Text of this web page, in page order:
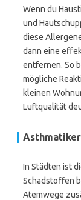
Wenn du
und
diese
dann eine
entfernen. So
mögliche
kleinen
Luftqualität
In Städten ist
Schadstoffen
Atemwege